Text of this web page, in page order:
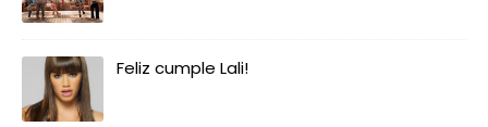
Feliz cumple Lali!